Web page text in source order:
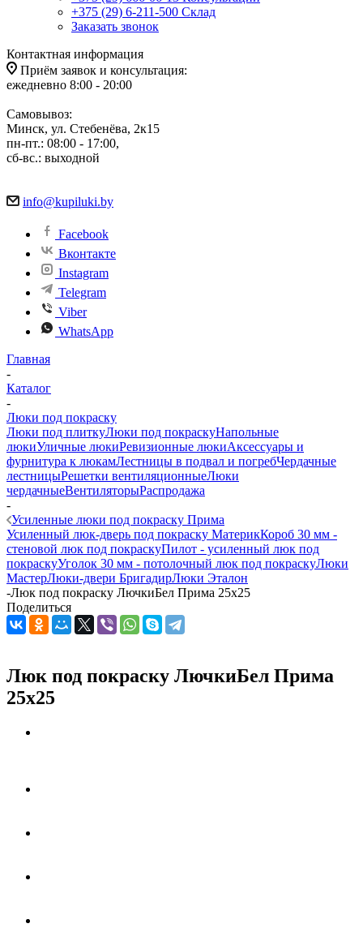
+375 (29) 6-211-500 Склад
Заказать звонок
Контактная информация
Приём заявок и консультация:
ежедневно 8:00 - 20:00
Самовывоз:
Минск, ул. Стебенёва, 2к15
пн-пт.: 08:00 - 17:00,
сб-вс.: выходной
info@kupiluki.by
Facebook
Вконтакте
Instagram
Telegram
Viber
WhatsApp
Главная
-
Каталог
-
Люки под покраску
Люки под плиткуЛюки под покраскуНапольные
люкиУличные люкиРевизионные люкиАксессуары и
фурнитура к люкамЛестницы в подвал и погребЧердачные
лестницыРешетки вентиляционныеЛюки
чердачныеВентиляторыРаспродажа
-
Усиленные люки под покраску Прима
Усиленный люк-дверь под покраску МатерикКороб 30 мм -
стеновой люк под покраскуПилот - усиленный люк под
покраскуУголок 30 мм - потолочный люк под покраскуЛюки
МастерЛюки-двери БригадирЛюки Эталон
-Люк под покраску ЛючкиБел Прима 25х25
Поделиться
Люк под покраску ЛючкиБел Прима
25х25